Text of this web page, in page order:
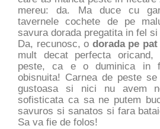
mereu: da. Ma duce cu
tavernele cochete de pe
savura dorada pregatita in fel si
Da, recunosc, o dorada pe
mult decat perfecta
peste, ca e o duminica in
obisnuita! Carnea de peste
gustoasa si nici nu avem
sofisticata ca sa ne putem
savuros si sanatos si fara
Sa va fie de folos!